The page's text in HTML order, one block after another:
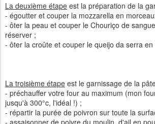
La deuxième étape est la préparation de la
- égoutter et couper la mozzarella en
- ôter la peau et couper le Chouriço de
réserver ;
- ôter la croûte et couper le queijo da serra
La troisième étape est le garnissage de la
- préchauffer votre four au maximum (mon
jusqu'à 300°c, l'idéal !) ;
- répartir la purée de poivron sur toute la
- assaisonner de poivre du moulin, d'ail en